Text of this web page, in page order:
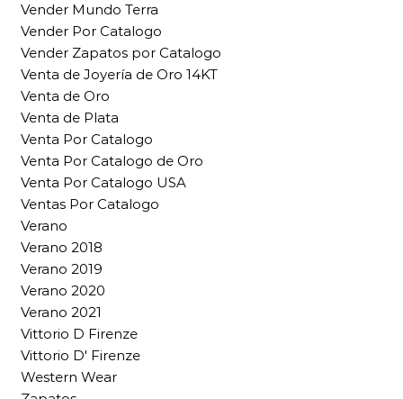
Vender Mundo Terra
Vender Por Catalogo
Vender Zapatos por Catalogo
Venta de Joyería de Oro 14KT
Venta de Oro
Venta de Plata
Venta Por Catalogo
Venta Por Catalogo de Oro
Venta Por Catalogo USA
Ventas Por Catalogo
Verano
Verano 2018
Verano 2019
Verano 2020
Verano 2021
Vittorio D Firenze
Vittorio D' Firenze
Western Wear